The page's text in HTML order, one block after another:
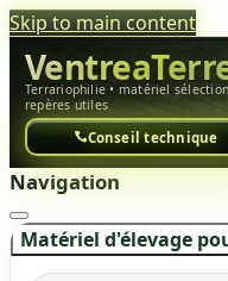
Skip to main content
Terrariophilie • matériel
repères utiles
Conseil technique
Navigation
Matériel d'élevage